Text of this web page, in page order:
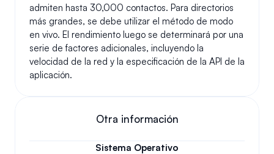
admiten hasta 30,000 contactos. Para directorios
más grandes, se debe utilizar el método de modo
en vivo. El rendimiento luego se determinará por una
serie de factores adicionales, incluyendo la
velocidad de la red y la especificación de la API de la
aplicación.
Otra información
Sistema Operativo